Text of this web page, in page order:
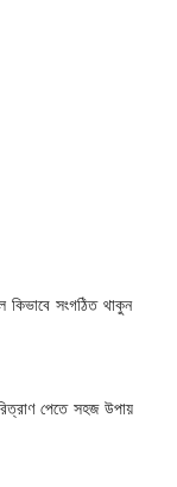
সংগঠিত থাকুন
পেতে সহজ উপায়